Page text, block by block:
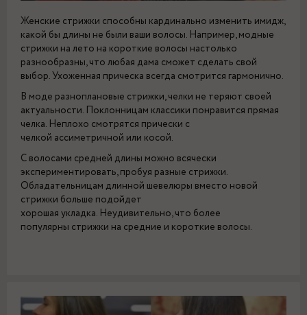
Женские стрижки способны кардинально изменить имидж,
какой бы длины не были ваши волосы. Например, модные
стрижки на лето на короткие волосы настолько
разнообразны, что любая дама сможет сделать свой
выбор. Ухоженная прическа всегда смотрится гармонично.
В моде разноплановые стрижки, челки не теряют своей
актуальности. Поклонницам классики понравится прямая
челка. Неплохо смотрятся прически с
челкой ассиметричной или косой.
С волосами средней длины можно всячески
экспериментировать, пробуя разные стрижки.
Обладательницам длинной шевелюры вместо новой
стрижки больше подойдет
хорошая укладка. Неудивительно, что более
популярны стрижки на средние и короткие волосы.